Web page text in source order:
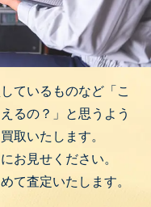
ているものなど「こ
るの？」と思うよう
取いたします。
お見せください。
て査定いたします。